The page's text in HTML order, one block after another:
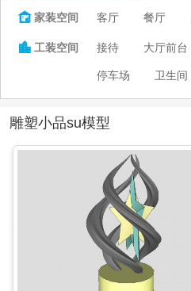
家装空间 客厅 餐厅
 工装空间 接待 大厅前台
停车场 卫生间
雕塑小品su模型